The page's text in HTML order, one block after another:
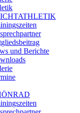
und Berichte